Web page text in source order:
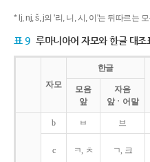
* lj, nj, š, j의 '리, 니, 시, 이'는 뒤따르는
표 9 루마니아어 자모와 한글 대조
자모
한글
모음
앞
자음
앞ㆍ어말
b ㅂ 브
c ㅋ, ㅊ ㄱ, 크